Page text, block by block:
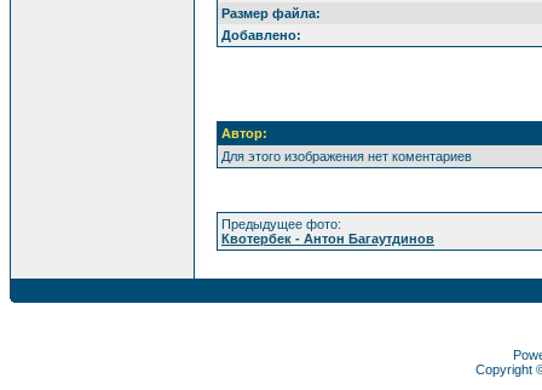
Размер файла:
Добавлено:
Автор:
Для этого изображения нет коментариев
Предыдущее фото:
Квотербек - Антон Багаутдинов
Copyright